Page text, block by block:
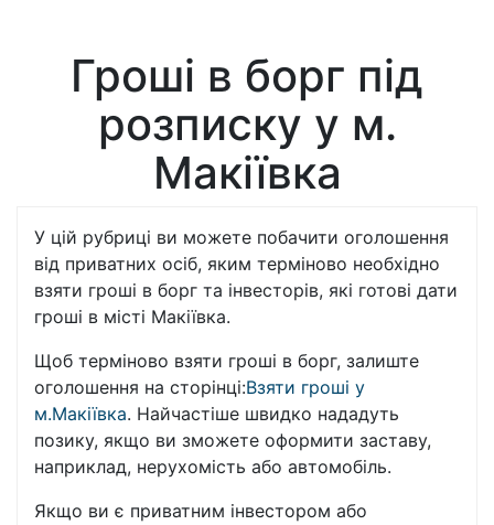
Гроші в борг під
розписку у м.
Макіївка
У цій рубриці ви можете побачити оголошення
від приватних осіб, яким терміново необхідно
взяти гроші в борг та інвесторів, які готові дати
гроші в місті Макіївка.
Щоб терміново взяти гроші в борг, залиште
оголошення на сторінці:Взяти гроші у
м.Макіївка. Найчастіше швидко нададуть
позику, якщо ви зможете оформити заставу,
наприклад, нерухомість або автомобіль.
Якщо ви є приватним інвестором або